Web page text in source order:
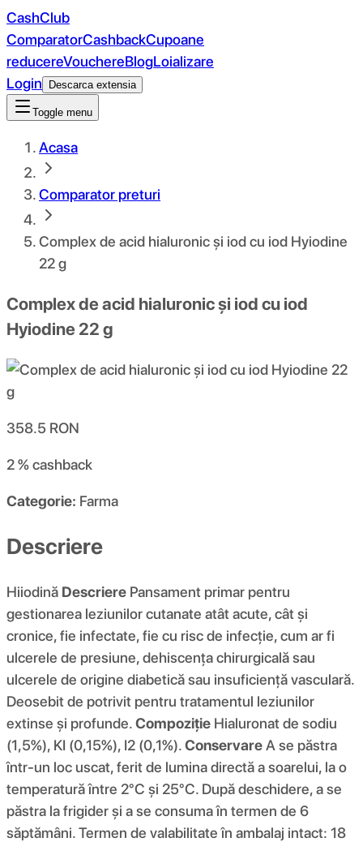
CashClub
ComparatorCashbackCupoane
reducereVouchereBlogLoializare
Login
Descarca extensia
Toggle menu
Acasa
Comparator preturi
Complex de acid hialuronic și iod cu iod Hyiodine
22 g
Complex de acid hialuronic și iod cu iod
Hyiodine 22 g
358.5 RON
2 %cashback
Categorie: Farma
Descriere
Hiiodină Descriere Pansament primar pentru
gestionarea leziunilor cutanate atât acute, cât și
cronice, fie infectate, fie cu risc de infecție, cum ar fi
ulcerele de presiune, dehiscența chirurgicală sau
ulcerele de origine diabetică sau insuficiență vasculară.
Deosebit de potrivit pentru tratamentul leziunilor
extinse și profunde.Compoziţie Hialuronat de sodiu
(1,5%), KI (0,15%), I2 (0,1%).ConservareA se păstra
într-un loc uscat, ferit de lumina directă a soarelui, la o
temperatură între 2°C și 25°C. După deschidere, a se
păstra la frigider și a se consuma în termen de 6
săptămâni. Termen de valabilitate în ambalaj intact: 18